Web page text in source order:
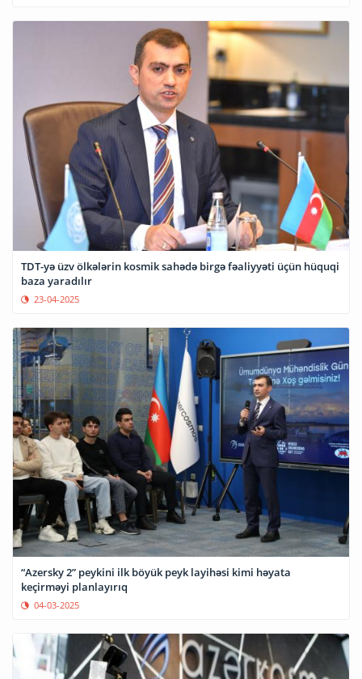
TDT-yə üzv ölkələrin kosmik sahədə birgə fəaliyyəti üçün hüquqi
baza yaradılır
23-04-2025
“Azersky 2” peykini ilk böyük peyk layihəsi kimi həyata
keçirməyi planlayırıq
04-03-2025